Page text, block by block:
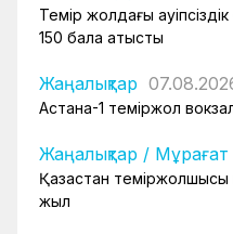
Темір жолдағы
150 бала қатысты
Жаңалықтар
Астана-1 теміржол
Жаңалықтар / Мұрағат
Қазақстан
жыл